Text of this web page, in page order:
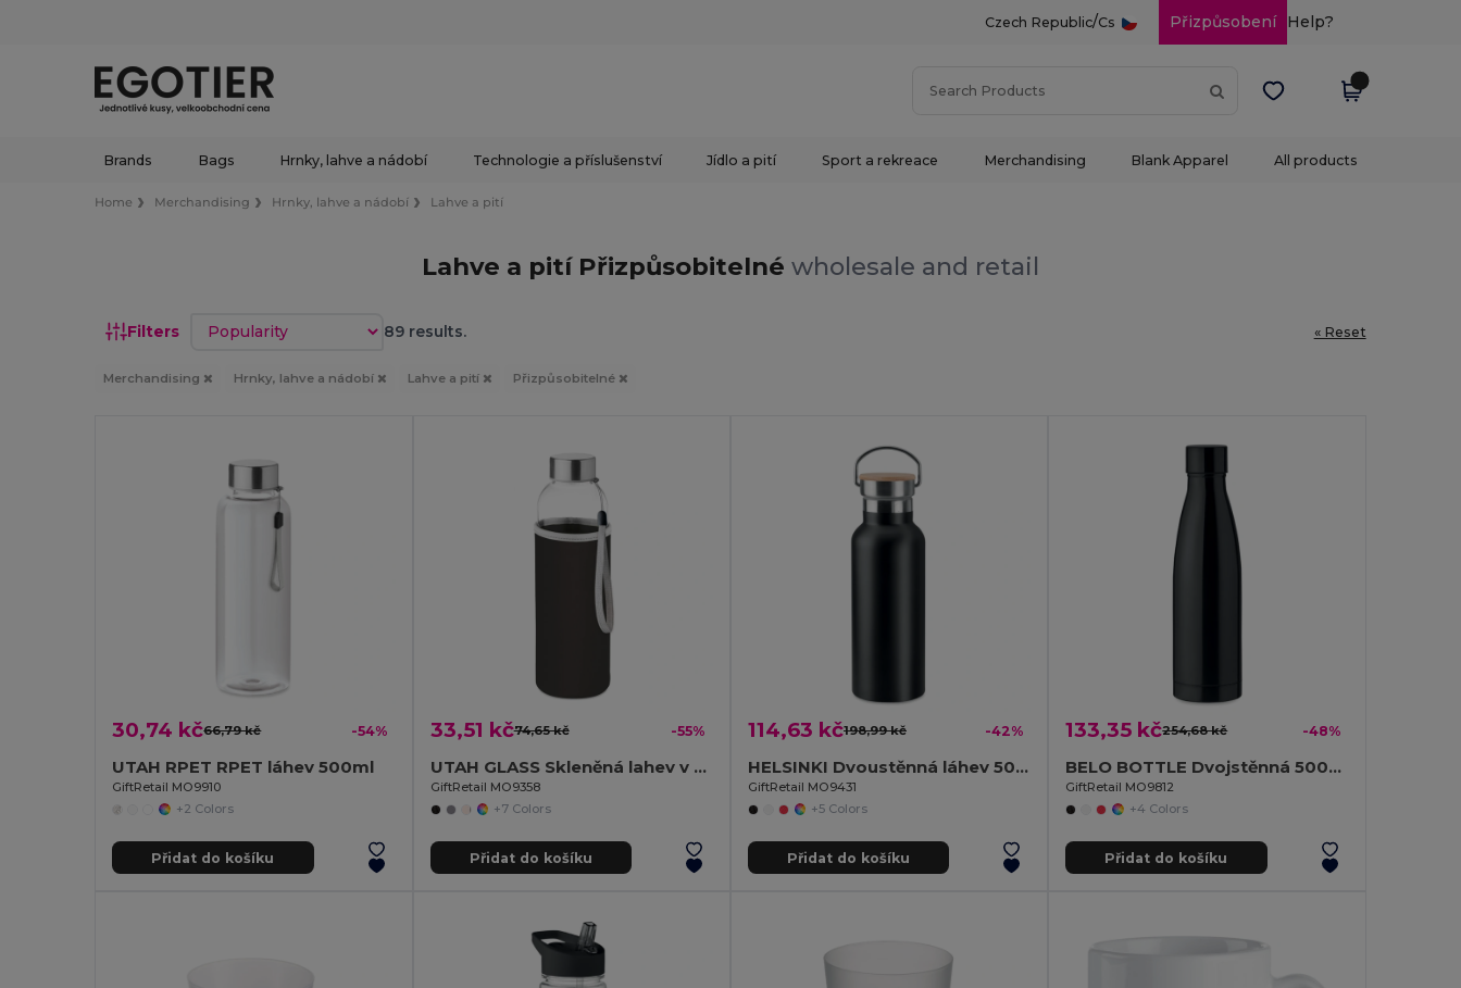
Czech Republic/Cs Přizpůsobení Help?
Brands Bags Hrnky, lahve a nádobí Technologie a příslušenství Jídlo a pití Sport a rekreace Merchandising Blank Apparel All products
Home Merchandising Hrnky, lahve a nádobí Lahve a pití
Lahve a pití Přizpůsobitelné wholesale and retail
Filters Sort by 89 results. « Reset
Merchandising Hrnky, lahve a nádobí Lahve a pití Přizpůsobitelné
30,74 kč66,79 kč -54%
UTAH RPET RPET láhev 500ml
GiftRetail MO9910
+2 Colors
Přidat do košíku
33,51 kč74,65 kč -55%
UTAH GLASS Skleněná lahev v neoprenu
GiftRetail MO9358
+7 Colors
Přidat do košíku
114,63 kč198,99 kč -42%
HELSINKI Dvoustěnná láhev 500 ml
GiftRetail MO9431
+5 Colors
Přidat do košíku
133,35 kč254,68 kč -48%
BELO BOTTLE Dvojstěnná 500ml láhev
GiftRetail MO9812
+4 Colors
Přidat do košíku